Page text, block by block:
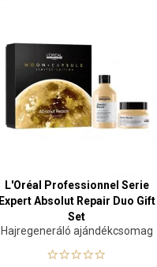
L'Oréal Professionnel Serie
Expert Absolut Repair Duo Gift
Set
Hajregeneráló ajándékcsomag